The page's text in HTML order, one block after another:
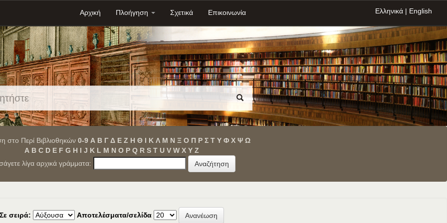
Αρχική Πλοήγηση Σχετικά Επικοινωνία Ελληνικά | English
στο Περί Βιβλιοθηκών 0-9 Α Β Γ Δ Ε Ζ Η Θ Ι Κ Λ Μ Ν Ξ Ο Π Ρ Σ Τ Υ Φ Χ Ψ Ω
A B C D E F G H I J K L M N O P Q R S T U V W X Y Z
λίγα αρχικά γράμματα:
Σε σειρά: Αποτελέσματα/σελίδα